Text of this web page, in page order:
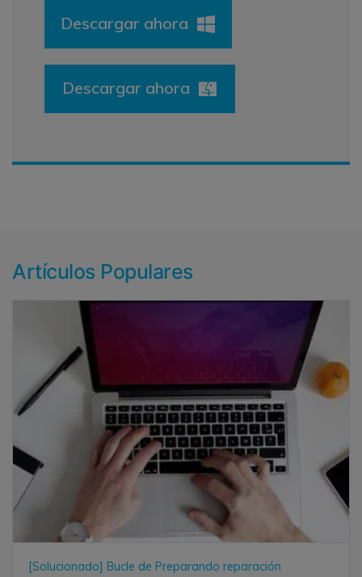
Descargar ahora
Descargar ahora
Artículos Populares
[Solucionado] Bucle de Preparando reparación